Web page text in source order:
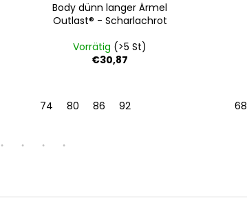
128
Body dünn langer Ärmel
Outlast® - Scharlachrot
Vorrätig (>5 St)
€30,87
74 80 86 92 68